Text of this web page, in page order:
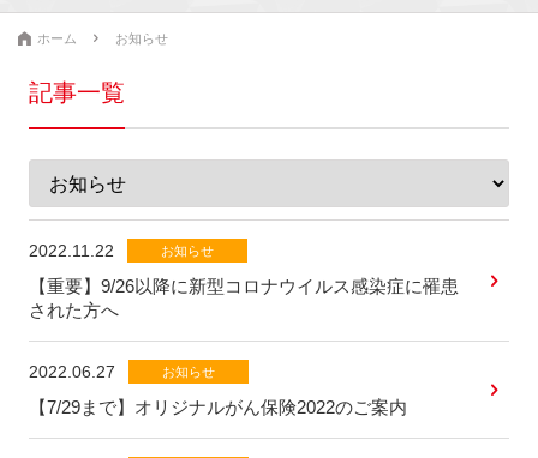
ホーム お知らせ
記事一覧
2022.11.22 お知らせ
【重要】9/26以降に新型コロナウイルス感染症に罹患
された方へ
2022.06.27 お知らせ
【7/29まで】オリジナルがん保険2022のご案内